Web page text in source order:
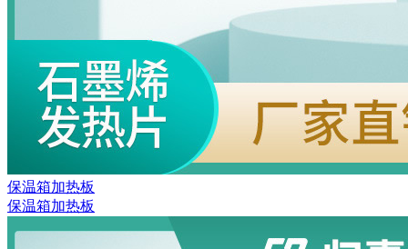
保温箱加热板
保温箱加热板